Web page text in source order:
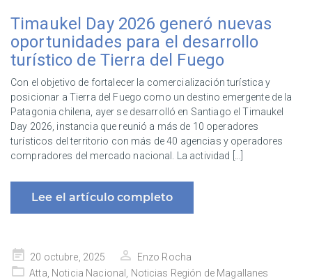
Timaukel Day 2026 generó nuevas
oportunidades para el desarrollo
turístico de Tierra del Fuego
Con el objetivo de fortalecer la comercialización turística y
posicionar a Tierra del Fuego como un destino emergente de la
Patagonia chilena, ayer se desarrolló en Santiago el Timaukel
Day 2026, instancia que reunió a más de 10 operadores
turísticos del territorio con más de 40 agencias y operadores
compradores del mercado nacional. La actividad […]
Lee el artículo completo
Publicado
en
20 octubre, 2025
Enzo Rocha
Atta Noticia Nacional Noticias Región de Magallanes